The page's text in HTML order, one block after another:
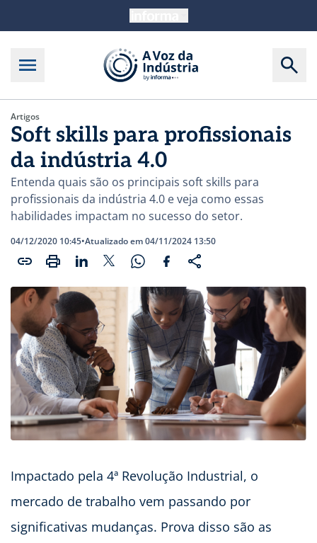
Artigos
Soft skills para profissionais
da indústria 4.0
Entenda quais são os principais soft skills para
profissionais da indústria 4.0 e veja como essas
habilidades impactam no sucesso do setor.
04/12/2020 10:45•Atualizado em 04/11/2024 13:50
Impactado pela 4ª Revolução Industrial, o
mercado de trabalho vem passando por
significativas mudanças. Prova disso são as